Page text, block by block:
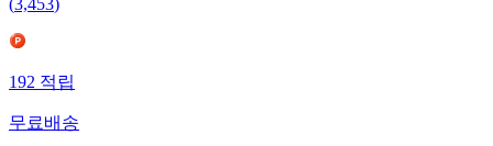
(3,453)
192적립
무료배송